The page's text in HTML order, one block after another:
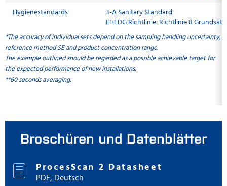
Hygienestandards
3-A Sanitary Standard
EHEDG Richtlinie: Richtlinie 8
*The accuracy of individual sets depend on the sampling handling uncertainty,
reference method SE and product concentration range.
The example outlined should be regarded as a possible achievable target for
the expected performance of new installations.
**60 seconds averaging.
Broschüren und Datenblätter
ProcesScan 2 Datasheet
PDF, Deutsch